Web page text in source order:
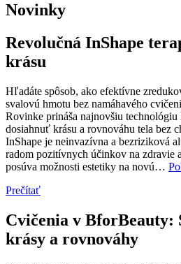
Novinky
Revolučná InShape
krásu
Hľadáte spôsob, ako efektívne
svalovú hmotu bez namáhavého
Rovinke prináša najnovšiu
dosiahnuť krásu a rovnováhu tela bez
InShape je neinvazívna a bezriziková
radom pozitívnych účinkov na zdravie
posúva možnosti estetiky na novú…
Prečítať
Cvičenia v BforBeauty:
krásy a rovnováhy